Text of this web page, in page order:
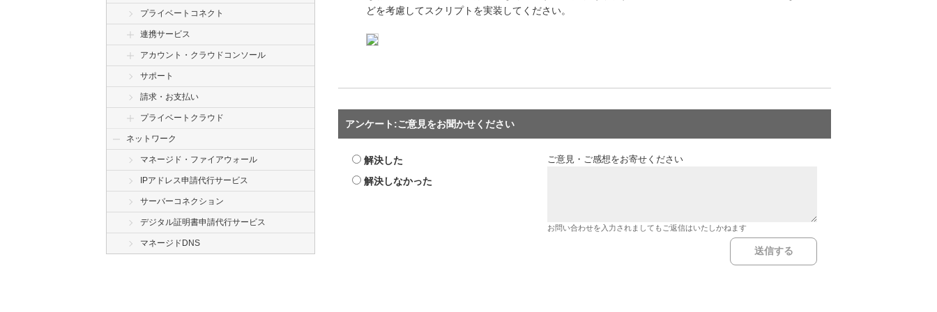
プライベートコネクト
連携サービス
アカウント・クラウドコンソール
サポート
請求・お支払い
プライベートクラウド
ネットワーク
マネージド・ファイアウォール
IPアドレス申請代行サービス
サーバーコネクション
デジタル証明書申請代行サービス
マネージドDNS
どを考慮してスクリプトを実装してください。
アンケート:ご意見をお聞かせください
解決した
解決しなかった
ご意見・ご感想をお寄せください
お問い合わせを入力されましてもご返信はいたしかねます